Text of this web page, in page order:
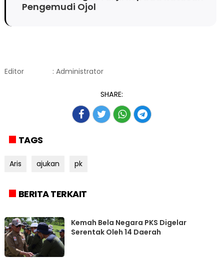
Pengemudi Ojol
Editor : Administrator
SHARE:
TAGS
Aris ajukan pk
BERITA TERKAIT
Kemah Bela Negara PKS Digelar
Serentak Oleh 14 Daerah